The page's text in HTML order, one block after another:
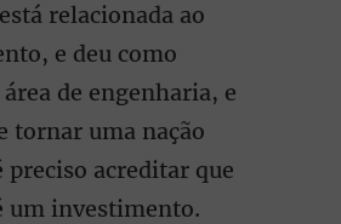
relacionada ao
e deu como
de engenharia, e
tornar uma nação
preciso acreditar que
um investimento.